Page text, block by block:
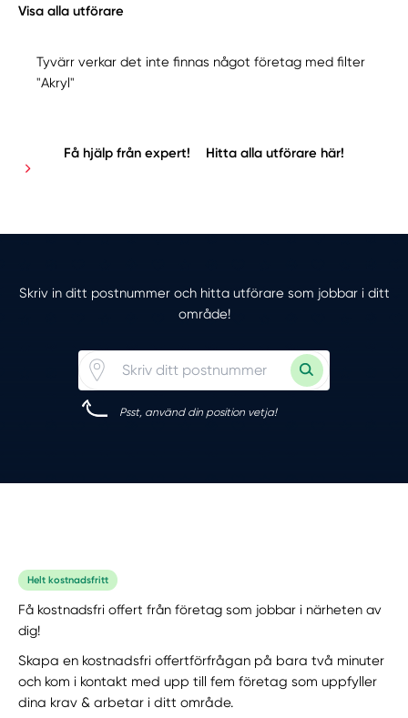
Visa alla utförare
Tyvärr verkar det inte finnas något företag med filter
"Akryl"
Få hjälp från expert! Hitta alla utförare här!
Skriv in ditt postnummer och hitta utförare som jobbar i ditt
område!
Psst, använd din position vetja!
Helt kostnadsfritt
Få kostnadsfri offert från företag som jobbar i närheten av
dig!
Skapa en kostnadsfri offertförfrågan på bara två minuter
och kom i kontakt med upp till fem företag som uppfyller
dina krav & arbetar i ditt område.